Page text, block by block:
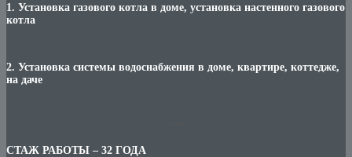
1. Установка газового котла в доме, установка настенного газового
котла
2. Установка системы водоснабжения в доме, квартире, коттедже,
на даче
СТАЖ РАБОТЫ – 32 ГОДА